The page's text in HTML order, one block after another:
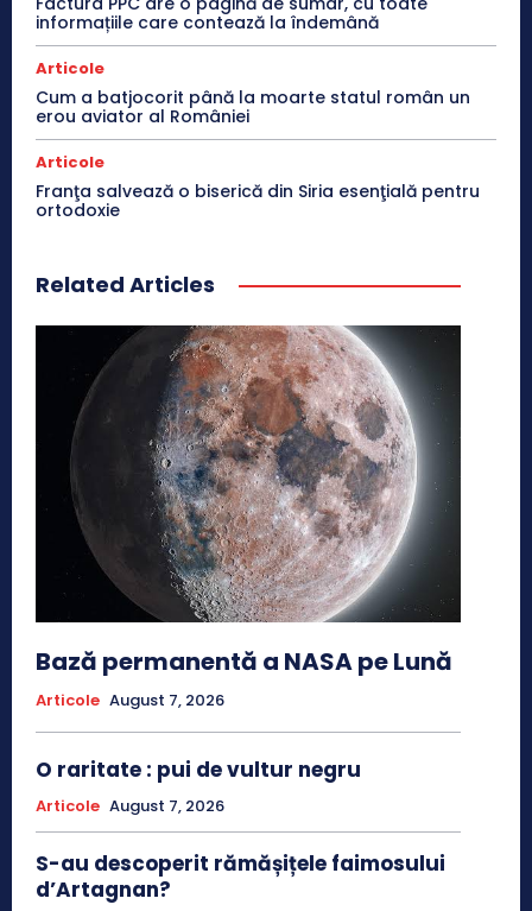
informațiile care contează la îndemână
Articole
Cum a batjocorit până la moarte statul român un
erou aviator al României
Articole
Franţa salvează o biserică din Siria esenţială pentru
ortodoxie
Related Articles
Bază permanentă a NASA pe Lună
Articole August 7, 2026
O raritate : pui de vultur negru
Articole August 7, 2026
S-au descoperit rămășițele faimosului
d’Artagnan?